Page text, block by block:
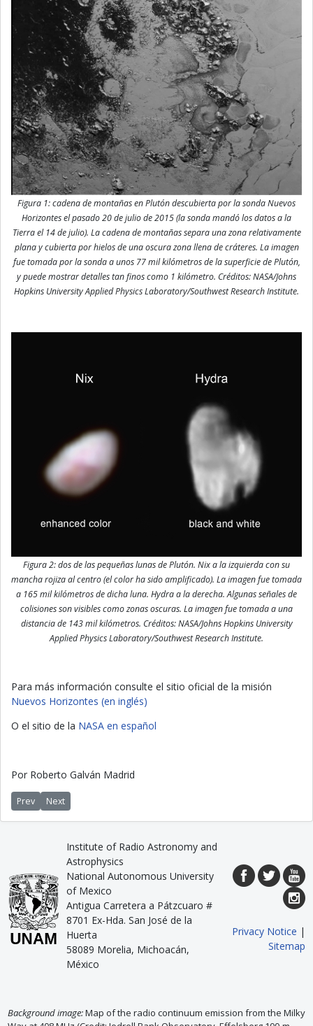
Figura 1: cadena de montañas en Plutón descubierta por la sonda Nuevos
Horizontes el pasado 20 de julio de 2015 (la sonda mandó los datos a la
Tierra el 14 de julio). La cadena de montañas separa una zona relativamente
plana y cubierta por hielos de una oscura zona llena de cráteres. La imagen
fue tomada por la sonda a unos 77 mil kilómetros de la superficie de Plutón,
y puede mostrar detalles tan finos como 1 kilómetro. Créditos: NASA/Johns
Hopkins University Applied Physics Laboratory/Southwest Research Institute.
Figura 2: dos de las pequeñas lunas de Plutón. Nix a la izquierda con su
mancha rojiza al centro (el color ha sido amplificado). La imagen fue tomada
a 165 mil kilómetros de dicha luna. Hydra a la derecha. Algunas señales de
colisiones son visibles como zonas oscuras. La imagen fue tomada a una
distancia de 143 mil kilómetros. Créditos: NASA/Johns Hopkins University
Applied Physics Laboratory/Southwest Research Institute.
Para más información consulte el sitio oficial de la misión
Nuevos Horizontes (en inglés)
O el sitio de la NASA en español
Por Roberto Galván Madrid
Previous article: Precisión
Prev Next article: 2015, Año Internacional de la Luz
Next
Institute of Radio Astronomy and
Astrophysics
National Autonomous University
of Mexico
Antigua Carretera a Pátzcuaro #
8701 Ex-Hda. San José de la
Huerta
58089 Morelia, Michoacán,
México
Privacy Notice |
Sitemap
Background image:Map of the radio continuum emission from the Milky